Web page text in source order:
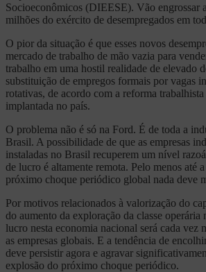
Socioeconômicos (DIEESE). Vão engrossar
milhões do exército de desempregados em
O pior da situação é que esses novos
mercado de trabalho de mão vazia para
trabalho em uma hostil realidade de elevado
substituição de empregos formais por vagas
rotativas, de acordo com a reforma trabalhista
implantada no país.
O problema não é só na Ford. É de toda a
Brasil. A possibilidade de que as empresas
instaladas no Brasil recuperem um nível
de lucro é altamente remota. Pelo menos até
próximo choque periódico global nada deve
Por motivos relacionados à valorização do
do aumento da exploração da classe operária
lucro nesta economia nacional será cada vez
as empresas globais. E a tendência de
deve persistir agora e agravar
explosão do próximo choque periódico.